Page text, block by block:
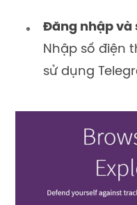
Đăng nhập và
Nhập số điện
sử dụng